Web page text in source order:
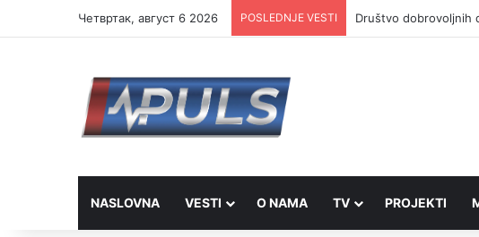
Четвртак, август 6 2026 POSLEDNJE VESTI Društvo dobrovoljnih
NASLOVNA VESTI O NAMA TV PROJEKTI